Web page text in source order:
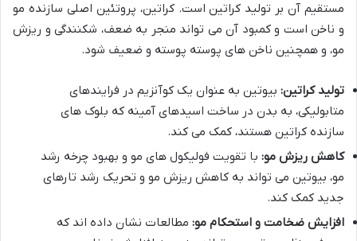
مستقیم آن بر تولید کراتین است. کراتین، پروتئین اصلی سازنده مو
و ناخن است و کمبود آن می تواند منجر به ضعف، شکنندگی و ریزش
مو، و همچنین ناخن های پوسته پوسته و ضعیف شود.
تولید کراتین: بیوتین به عنوان یک کوآنزیم در فرایندهای
متابولیکی، به بدن در ساخت اسیدهای آمینه که بلوک های
سازنده کراتین هستند، کمک می کند.
کاهش ریزش مو: با تقویت فولیکول های مو و بهبود چرخه رشد
مو، بیوتین می تواند به کاهش ریزش مو و تحریک رشد تارهای
جدید کمک کند.
افزایش ضخامت و استحکام مو: مطالعات نشان داده اند که